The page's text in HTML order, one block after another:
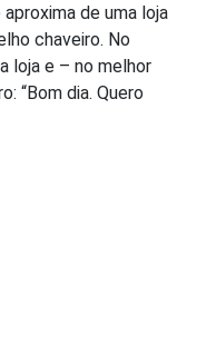
de uma loja
chaveiro. No
loja e – no melhor
“Bom dia. Quero